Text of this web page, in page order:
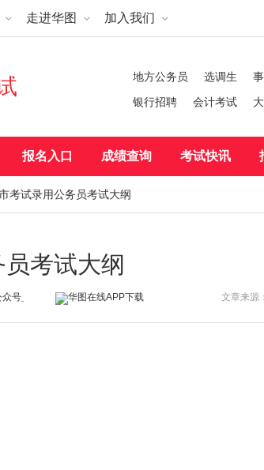
走进华图 加入我们
地方公务员 选调生
银行招聘
会计考试
报名入口 成绩查询 考试快讯
考试录用公务员考试大纲
考试大纲
文章来源